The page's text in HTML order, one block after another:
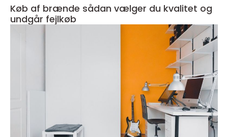
Køb af brænde sådan vælger du kvalitet og
undgår fejlkøb